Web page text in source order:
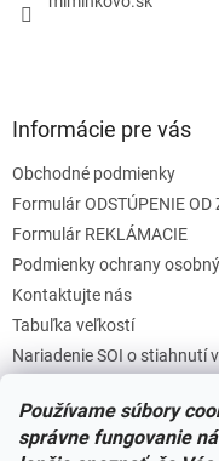
Používame súbory
správne fungovanie
Informácie pre vás
Obchodné podmienky
Formulár ODSTÚPENIE OD
Formulár REKLÁMACIE
Podmienky ochrany
Kontaktujte nás
Tabuľka veľkostí
Nariadenie SOI o stiahnutí
Zásady súborov COOKIES